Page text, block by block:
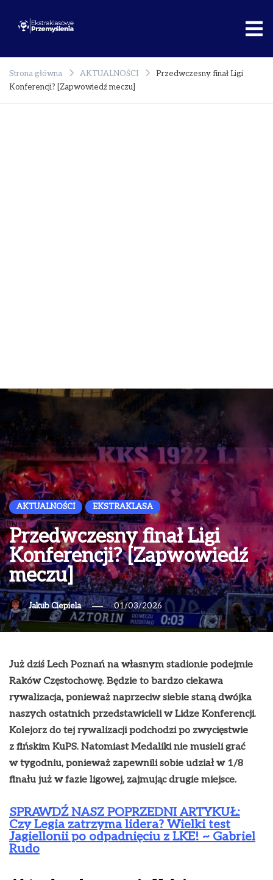
Przemyślenia
Strona główna AKTUALNOŚCI
Przedwczesny finał Ligi
Konferencji? [Zapwowiedź meczu]
AKTUALNOŚCI EKSTRAKLASA
Przedwczesny finał Ligi
Konferencji? [Zapwowiedź
meczu]
Jakub Ciepiela 01/03/2026
Już dziś Lech Poznań na własnym stadionie podejmie
Raków Częstochowę. Będzie to bardzo ciekawa
rywalizacja, ponieważ naprzeciw siebie staną dwójka
naszych ostatnich przedstawicieli w Lidze Konferencji.
Kolejorz do tej rywalizacji podchodzi po zwycięstwie
z fińskim KuPS. Natomiast Medaliki nie musieli grać
w tygodniu, ponieważ zapewnili sobie udział w 1/8
finału już w fazie ligowej, zajmując drugie miejsce.
SPRAWDŹ NASZ POPRZEDNI ARTYKUŁ:
Czy Legia zatrzyma lidera? Wielki test
Jagiellonii po odpadnięciu z LKE! ~ Gabriel
Rudo